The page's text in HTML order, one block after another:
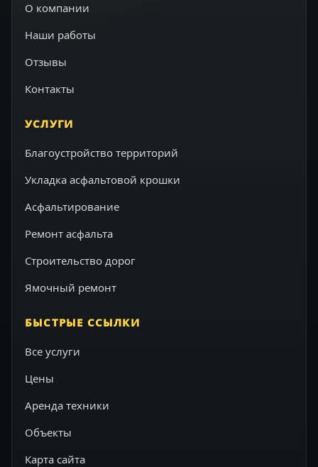
О компании
Наши работы
Отзывы
Контакты
УСЛУГИ
Благоустройство территорий
Укладка асфальтовой крошки
Асфальтирование
Ремонт асфальта
Строительство дорог
Ямочный ремонт
БЫСТРЫЕ ССЫЛКИ
Все услуги
Цены
Аренда техники
Объекты
Карта сайта